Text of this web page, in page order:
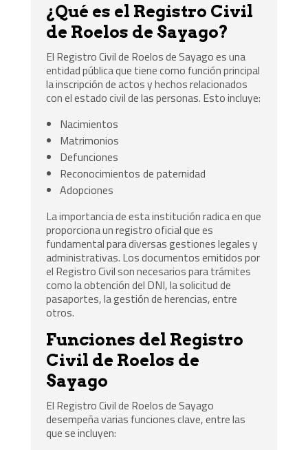
¿Qué es el Registro Civil
de Roelos de Sayago?
El Registro Civil de Roelos de Sayago es una
entidad pública que tiene como función principal
la inscripción de actos y hechos relacionados
con el estado civil de las personas. Esto incluye:
Nacimientos
Matrimonios
Defunciones
Reconocimientos de paternidad
Adopciones
La importancia de esta institución radica en que
proporciona un registro oficial que es
fundamental para diversas gestiones legales y
administrativas. Los documentos emitidos por
el Registro Civil son necesarios para trámites
como la obtención del DNI, la solicitud de
pasaportes, la gestión de herencias, entre
otros.
Funciones del Registro
Civil de Roelos de
Sayago
El Registro Civil de Roelos de Sayago
desempeña varias funciones clave, entre las
que se incluyen: